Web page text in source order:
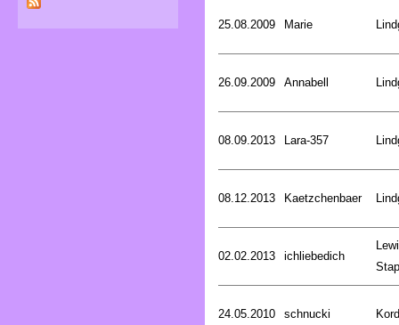
25.08.2009 Marie
26.09.2009 Annabell
08.09.2013 Lara-357
08.12.2013 Kaetzchenbaer
02.02.2013 ichliebedich
24.05.2010 schnucki